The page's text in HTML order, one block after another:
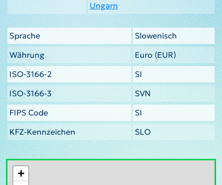
Ungarn
Sprache
Slowenisch
Währung
Euro (EUR)
ISO-3166-2
SI
ISO-3166-3
SVN
FIPS Code
SI
KFZ-Kennzeichen
SLO
+